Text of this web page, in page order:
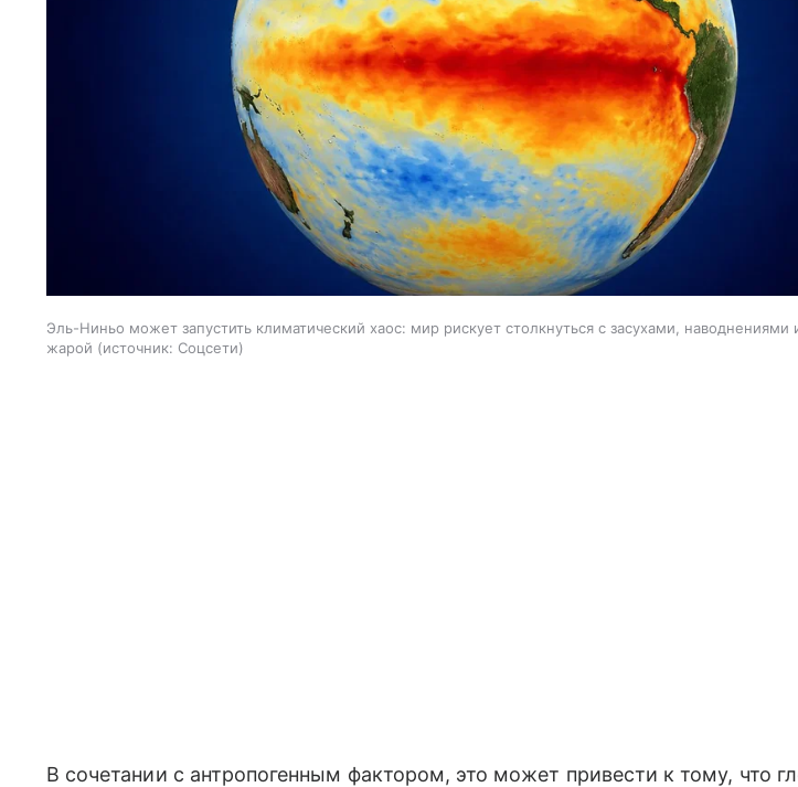
Эль-Ниньо может запустить климатический хаос: мир рискует столкнуться с засухами, наводнениями
жарой
источник: Соцсети
В сочетании с антропогенным фактором, это может привести к тому, что